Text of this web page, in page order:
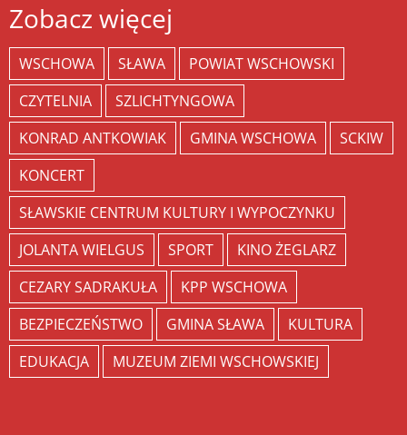
Zobacz więcej
WSCHOWA SŁAWA
POWIAT WSCHOWSKI
CZYTELNIA
SZLICHTYNGOWA
KONRAD ANTKOWIAK
GMINA WSCHOWA
SCKIW
KONCERT
SŁAWSKIE CENTRUM KULTURY I WYPOCZYNKU
JOLANTA WIELGUS
SPORT
KINO ŻEGLARZ
CEZARY SADRAKUŁA
KPP WSCHOWA
BEZPIECZEŃSTWO
GMINA SŁAWA
KULTURA
EDUKACJA
MUZEUM ZIEMI WSCHOWSKIEJ